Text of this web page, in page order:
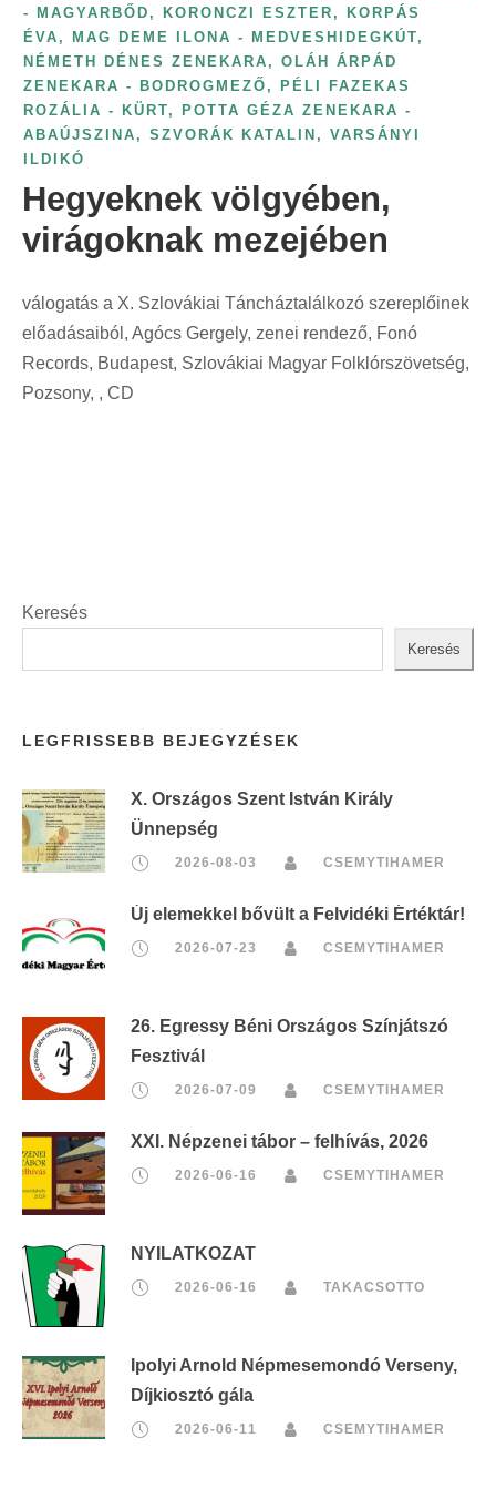
r
i
n
t
:
n
t
:
- MAGYARBŐD , KORONCZI ESZTER , KORPÁS
ÉVA , MAG DEME ILONA - MEDVESHIDEGKÚT,
NÉMETH DÉNES ZENEKARA , OLÁH ÁRPÁD
ZENEKARA - BODROGMEZŐ , PÉLI FAZEKAS
ROZÁLIA - KÜRT, POTTA GÉZA ZENEKARA -
ABAÚJSZINA , SZVORÁK KATALIN , VARSÁNYI
ILDIKÓ
Hegyeknek völgyében,
virágoknak mezejében
válogatás a X. Szlovákiai Táncháztalálkozó szereplőinek
előadásaiból, Agócs Gergely, zenei rendező, Fonó
Records, Budapest, Szlovákiai Magyar Folklórszövetség,
Pozsony, , CD
Keresés
Keresés
LEGFRISSEBB BEJEGYZÉSEK
X. Országos Szent István Király
Ünnepség
2026-08-03 CSEMYTIHAMER
Új elemekkel bővült a Felvidéki Értéktár!
2026-07-23 CSEMYTIHAMER
26. Egressy Béni Országos Színjátszó
Fesztivál
2026-07-09 CSEMYTIHAMER
XXI. Népzenei tábor – felhívás, 2026
2026-06-16 CSEMYTIHAMER
NYILATKOZAT
2026-06-16 TAKACSOTTO
Ipolyi Arnold Népmesemondó Verseny,
Díjkiosztó gála
2026-06-11 CSEMYTIHAMER